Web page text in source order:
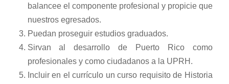
balancee el componente profesional y propicie que
nuestros egresados.
Puedan proseguir estudios graduados.
Sirvan al desarrollo de Puerto Rico como
profesionales y como ciudadanos a la UPRH.
Incluir en el currículo un curso requisito de Historia